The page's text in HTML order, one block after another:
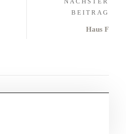
BEITRAG
Haus F